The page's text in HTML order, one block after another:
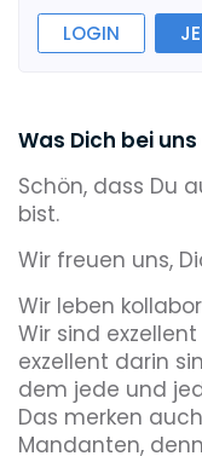
LOGIN
Was Dich bei
Schön, dass Du
bist.
Wir freuen uns,
Wir leben
Wir sind
exzellent darin
dem jede und
Das merken
Mandanten,